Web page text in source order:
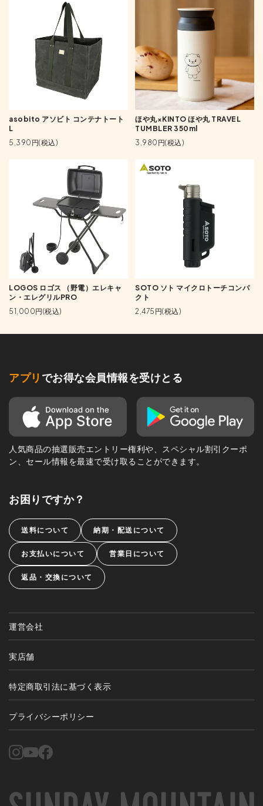
asobito アソビト コンテナトート
L
5,390円(税込)
ほや丸×KINTO ほや丸 TRAVEL
TUMBLER 350ml
3,980円(税込)
LOGOS ロゴス （野電）エレキャ
ン・エレグリルPRO
51,000円(税込)
SOTO ソト マイクロトーチコンパ
クト
2,475円(税込)
アプリ でお得な会員情報を受けとる
人気商品の抽選販売エントリー権利や、スペシャル割引クーポ
ン、セール情報を最速で受け取ることができます。
お困りですか？
送料について 納期・配送について
お支払いについて 営業日について
返品・交換について
運営会社
実店舗
特定商取引法に基づく表示
プライバシーポリシー